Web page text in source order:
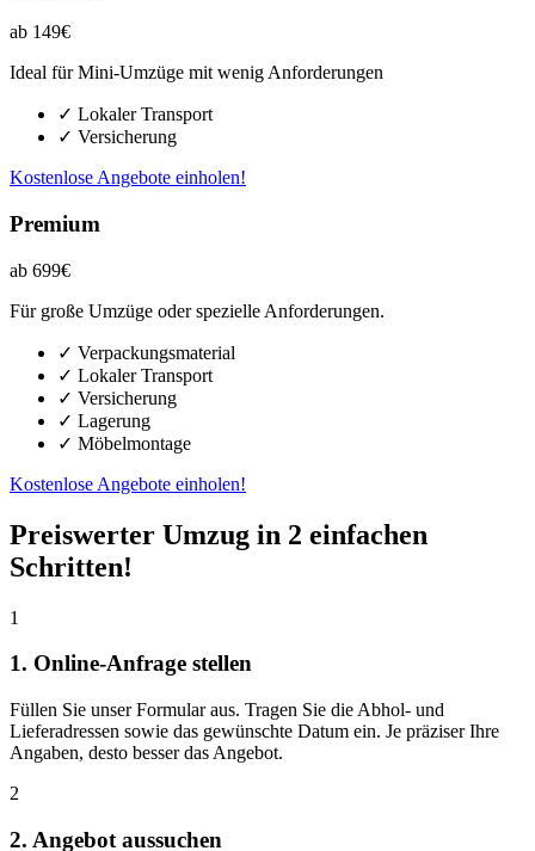
ab 149€
Ideal für Mini-Umzüge mit wenig Anforderungen
✓ Lokaler Transport
✓ Versicherung
Kostenlose Angebote einholen!
Premium
ab 699€
Für große Umzüge oder spezielle Anforderungen.
✓ Verpackungsmaterial
✓ Lokaler Transport
✓ Versicherung
✓ Lagerung
✓ Möbelmontage
Kostenlose Angebote einholen!
Preiswerter Umzug in 2 einfachen
Schritten!
1
1. Online-Anfrage stellen
Füllen Sie unser Formular aus. Tragen Sie die Abhol- und
Lieferadressen sowie das gewünschte Datum ein. Je präziser Ihre
Angaben, desto besser das Angebot.
2
2. Angebot aussuchen